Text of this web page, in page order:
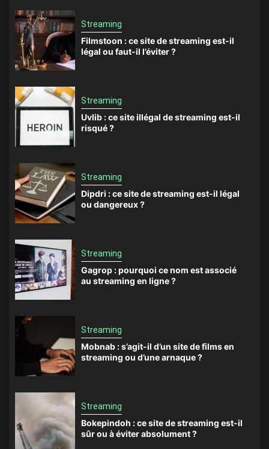
Streaming
Filmstoon : ce site de streaming est-il
légal ou faut-il l’éviter ?
Streaming
Uvlib : ce site illégal de streaming est-il
risqué ?
Streaming
Dipdri : ce site de streaming est-il légal
ou dangereux ?
Streaming
Gagrop : pourquoi ce nom est associé
au streaming en ligne ?
Streaming
Mobnab : s’agit-il d’un site de films en
streaming ou d’une arnaque ?
Streaming
Bokepindoh : ce site de streaming est-il
sûr ou à éviter absolument ?